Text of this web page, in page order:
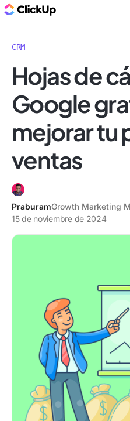
CRM
Hojas de
Google
mejorar tu
ventas
PraburamGrowth Marketing
15 de noviembre de 2024